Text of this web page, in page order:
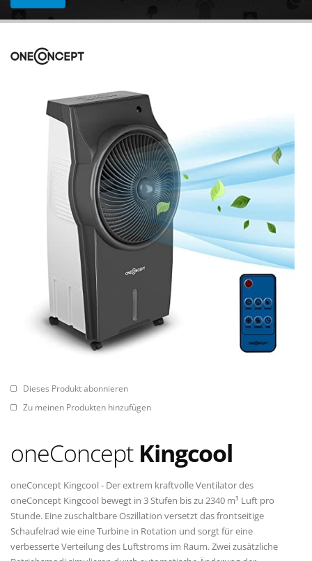
Dieses Produkt abonnieren
Zu meinen Produkten hinzufügen
oneConcept Kingcool
oneConcept Kingcool - Der extrem kraftvolle Ventilator des
oneConcept Kingcool bewegt in 3 Stufen bis zu 2340 m³ Luft pro
Stunde. Eine zuschaltbare Oszillation versetzt das frontseitige
Schaufelrad wie eine Turbine in Rotation und sorgt für eine
verbesserte Verteilung des Luftstroms im Raum. Zwei zusätzliche